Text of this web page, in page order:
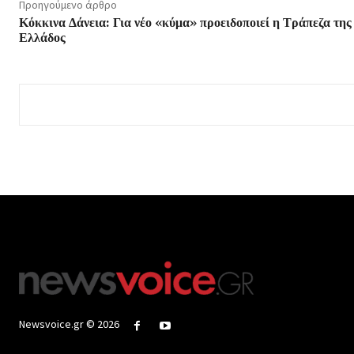
Προηγούμενο άρθρο
Κόκκινα Δάνεια: Για νέο «κύμα» προειδοποιεί η Τράπεζα της
Ελλάδος
Newsvoice.gr © 2026